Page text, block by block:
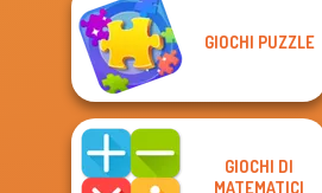
GIOCHI PUZZLE
GIOCHI DI
MATEMATICI